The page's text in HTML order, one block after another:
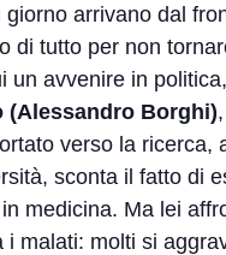
arrivano dal
di tutto per non
avvenire in
(Alessandro Borghi)
verso la ricerca,
sconta il fatto di
medicina. Ma lei
molti si